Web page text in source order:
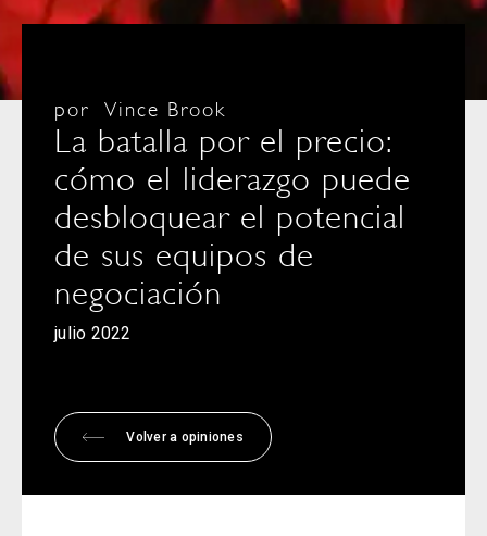
julio 2022
La batalla por el precio:
cómo el liderazgo puede
desbloquear el potencial
de sus equipos de
negociación
por Vince Brook
Volver a opiniones